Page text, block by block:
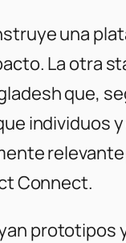
una
La otra
que,
individuos
Connect.
prototipos